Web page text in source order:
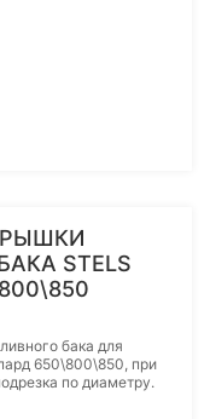
STELS
бака для
650\800\850, при
по диаметру.